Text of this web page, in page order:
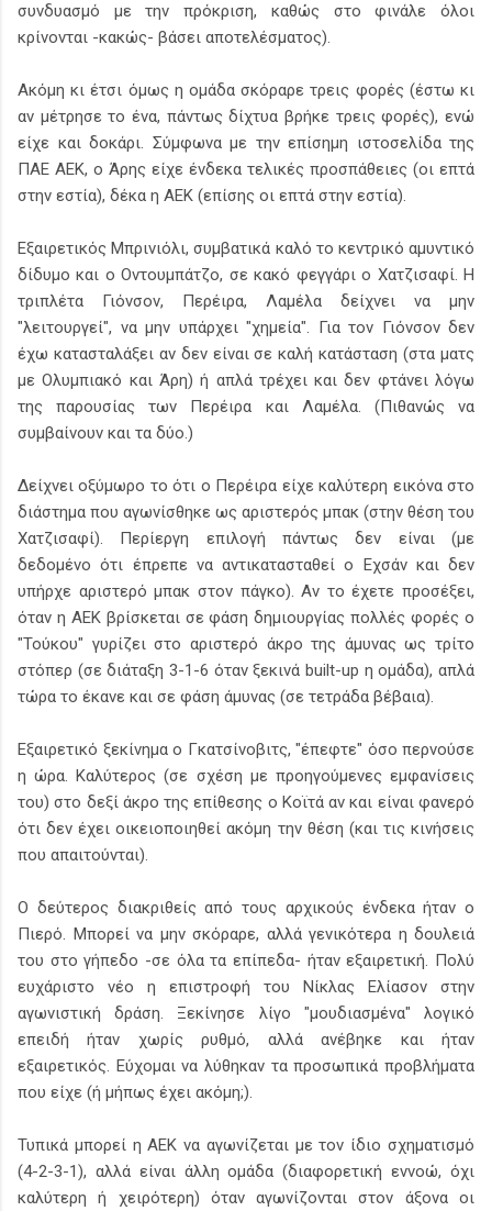
συνδυασμό με την πρόκριση, καθώς στο φινάλε όλοι
κρίνονται -κακώς- βάσει αποτελέσματος).
Ακόμη κι έτσι όμως η ομάδα σκόραρε τρεις φορές (έστω κι
αν μέτρησε το ένα, πάντως δίχτυα βρήκε τρεις φορές), ενώ
είχε και δοκάρι. Σύμφωνα με την επίσημη ιστοσελίδα της
ΠΑΕ ΑΕΚ, ο Άρης είχε ένδεκα τελικές προσπάθειες (οι επτά
στην εστία), δέκα η ΑΕΚ (επίσης οι επτά στην εστία).
Εξαιρετικός Μπρινιόλι, συμβατικά καλό το κεντρικό αμυντικό
δίδυμο και ο Οντουμπάτζο, σε κακό φεγγάρι ο Χατζισαφί. Η
τριπλέτα Γιόνσον, Περέιρα, Λαμέλα δείχνει να μην
"λειτουργεί", να μην υπάρχει "χημεία". Για τον Γιόνσον δεν
έχω κατασταλάξει αν δεν είναι σε καλή κατάσταση (στα ματς
με Ολυμπιακό και Άρη) ή απλά τρέχει και δεν φτάνει λόγω
της παρουσίας των Περέιρα και Λαμέλα. (Πιθανώς να
συμβαίνουν και τα δύο.)
Δείχνει οξύμωρο το ότι ο Περέιρα είχε καλύτερη εικόνα στο
διάστημα που αγωνίσθηκε ως αριστερός μπακ (στην θέση του
Χατζισαφί). Περίεργη επιλογή πάντως δεν είναι (με
δεδομένο ότι έπρεπε να αντικατασταθεί ο Εχσάν και δεν
υπήρχε αριστερό μπακ στον πάγκο). Αν το έχετε προσέξει,
όταν η ΑΕΚ βρίσκεται σε φάση δημιουργίας πολλές φορές ο
"Τούκου" γυρίζει στο αριστερό άκρο της άμυνας ως τρίτο
στόπερ (σε διάταξη 3-1-6 όταν ξεκινά built-up η ομάδα), απλά
τώρα το έκανε και σε φάση άμυνας (σε τετράδα βέβαια).
Εξαιρετικό ξεκίνημα ο Γκατσίνοβιτς, "έπεφτε" όσο περνούσε
η ώρα. Καλύτερος (σε σχέση με προηγούμενες εμφανίσεις
του) στο δεξί άκρο της επίθεσης ο Κοϊτά αν και είναι φανερό
ότι δεν έχει οικειοποιηθεί ακόμη την θέση (και τις κινήσεις
που απαιτούνται).
Ο δεύτερος διακριθείς από τους αρχικούς ένδεκα ήταν ο
Πιερό. Μπορεί να μην σκόραρε, αλλά γενικότερα η δουλειά
του στο γήπεδο -σε όλα τα επίπεδα- ήταν εξαιρετική. Πολύ
ευχάριστο νέο η επιστροφή του Νίκλας Ελίασον στην
αγωνιστική δράση. Ξεκίνησε λίγο "μουδιασμένα" λογικό
επειδή ήταν χωρίς ρυθμό, αλλά ανέβηκε και ήταν
εξαιρετικός. Εύχομαι να λύθηκαν τα προσωπικά προβλήματα
που είχε (ή μήπως έχει ακόμη;).
Τυπικά μπορεί η ΑΕΚ να αγωνίζεται με τον ίδιο σχηματισμό
(4-2-3-1), αλλά είναι άλλη ομάδα (διαφορετική εννοώ, όχι
καλύτερη ή χειρότερη) όταν αγωνίζονται στον άξονα οι